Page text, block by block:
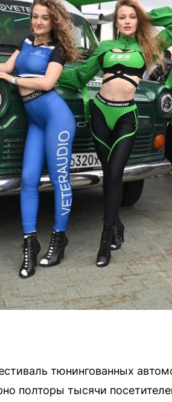
тюнингованных
полторы тысячи